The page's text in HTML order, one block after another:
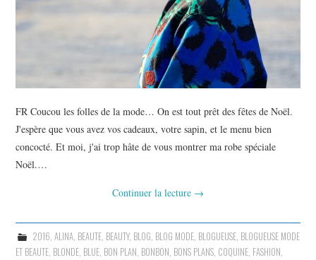
FR Coucou les folles de la mode… On est tout prêt des fêtes de Noël.
J'espère que vous avez vos cadeaux, votre sapin, et le menu bien
concocté. Et moi, j'ai trop hâte de vous montrer ma robe spéciale
Noël.…
Continuer la lecture →
2016, ALINA, BEAUTE, BEAUTY, BLOG, BLOG MODE, BLOGUEUSE, BLOGUEUSE MODE
ET BEAUTE, BLONDE, BLUE, BON PLAN, BONBON, BONS PLANS, COQUINE, FASHION,